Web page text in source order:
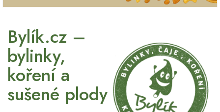
Bylík.cz –
bylinky,
koření a
sušené plody